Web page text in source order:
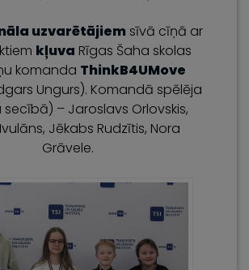
uzvarētājiemsīvā cīņā ar
kļuva Rīgas Šaha skolas
komanda ThinkB4UMove
Ungurs). Komandā spēlēja
– Jaroslavs Orlovskis,
Jēkabs Rudzītis, Nora
Grāvele.